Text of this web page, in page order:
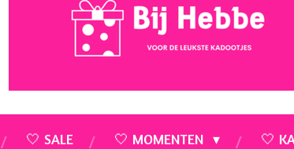
🤍 SALE 🤍 MOMENTEN 🤍